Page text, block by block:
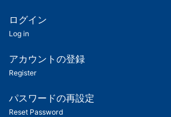
ツ
匿
名
ユ
ー
ログイン
Log in
アカウントの登録
Register
パスワードの再設定
Reset Password